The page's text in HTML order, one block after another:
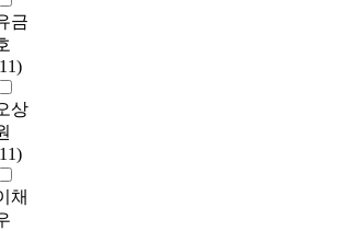
금
상
채